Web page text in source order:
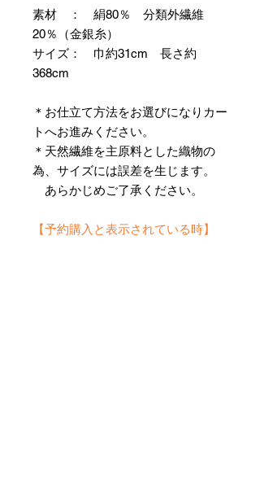
素材 ： 絹80％ 分類外繊維
20％（金銀糸）
サイズ： 巾約31cm 長さ約
368cm
＊お仕立て方法をお選びになりカー
トへお進みください。
＊天然繊維を主原料とした織物の
為、サイズには誤差を生じます。
あらかじめご了承ください。
【予約購入と表示されている時】